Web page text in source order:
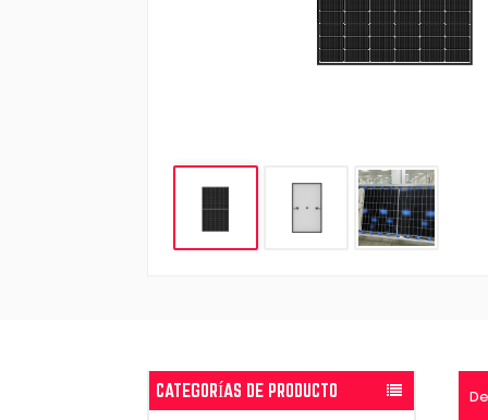
CATEGORÍAS DE PRODUCTO